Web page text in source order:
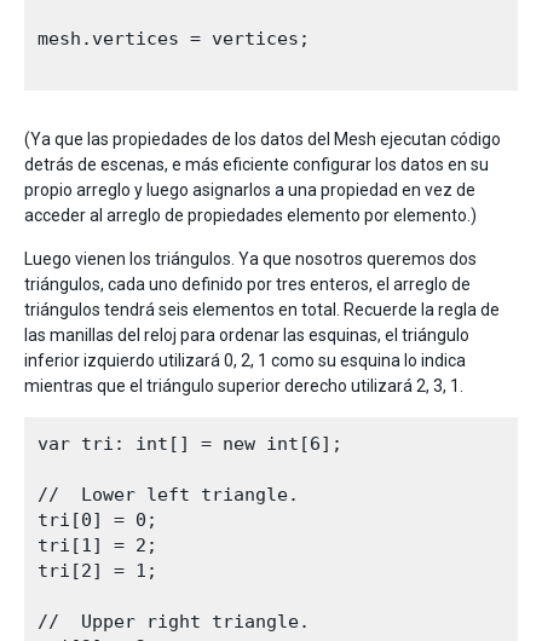
mesh.vertices = vertices;
(Ya que las propiedades de los datos del Mesh ejecutan código
detrás de escenas, e más eficiente configurar los datos en su
propio arreglo y luego asignarlos a una propiedad en vez de
acceder al arreglo de propiedades elemento por elemento.)
Luego vienen los triángulos. Ya que nosotros queremos dos
triángulos, cada uno definido por tres enteros, el arreglo de
triángulos tendrá seis elementos en total. Recuerde la regla de
las manillas del reloj para ordenar las esquinas, el triángulo
inferior izquierdo utilizará 0, 2, 1 como su esquina lo indica
mientras que el triángulo superior derecho utilizará 2, 3, 1.
var tri: int[] = new int[6];
//  Lower left triangle.
tri[0] = 0;
tri[1] = 2;
tri[2] = 1;
//  Upper right triangle.